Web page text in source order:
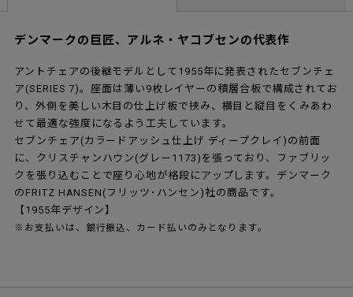
デンマークの巨匠、アルネ・ヤコブセンの代表作
アントチェアの後継モデルとして1955年に発表されたセブンチェ
ア(SERIES 7)。座面は薄い9枚レイヤーの積層合板で構成されてお
り、外側を美しい木目の仕上げ板で挟み、横目と縦目をくみあわ
せて最適な強度になるよう工夫しています。
セブンチェア(カラードアッシュ仕上げ ディープクレイ)の前面
に、クリスチャンハウン(グレー1173)を張っており、ファブリッ
クを張り込むことで座り心地が格段にアップします。デンマーク
のFRITZ HANSEN(フリッツ･ハンセン)社の商品です。
【1955年デザイン】
※お支払いは、銀行振込、カード払いのみとなります。